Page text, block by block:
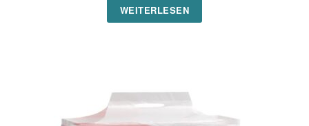
WEITERLESEN